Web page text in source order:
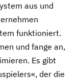
aus und
funktioniert.
und fange an,
Es gibt
der die